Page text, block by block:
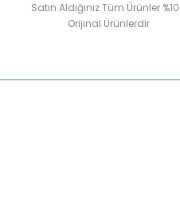
Satın Aldığınız Tüm Ürünler
Orijinal Ürünlerdir